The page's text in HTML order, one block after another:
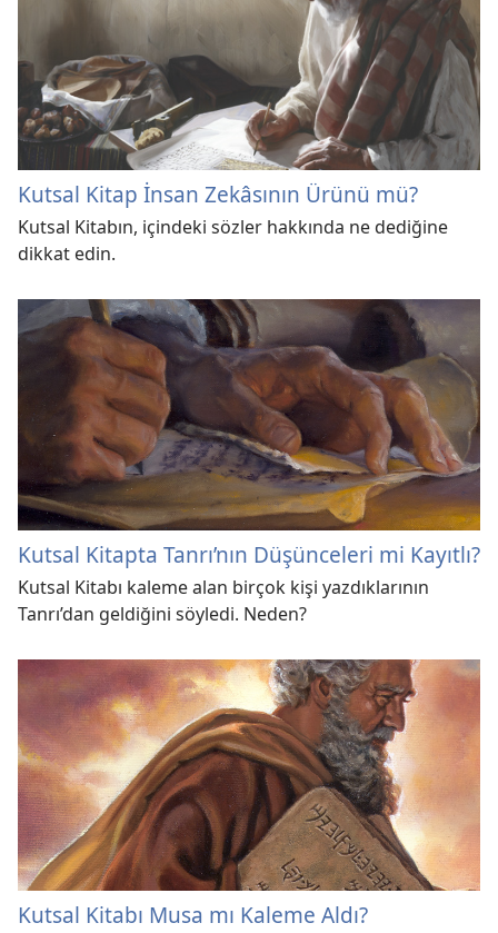
Kutsal Kitap İnsan Zekâsının Ürünü mü?
Kutsal Kitabın, içindeki sözler hakkında ne dediğine
dikkat edin.
Kutsal Kitapta Tanrı’nın Düşünceleri mi Kayıtlı?
Kutsal Kitabı kaleme alan birçok kişi yazdıklarının
Tanrı’dan geldiğini söyledi. Neden?
Kutsal Kitabı Musa mı Kaleme Aldı?